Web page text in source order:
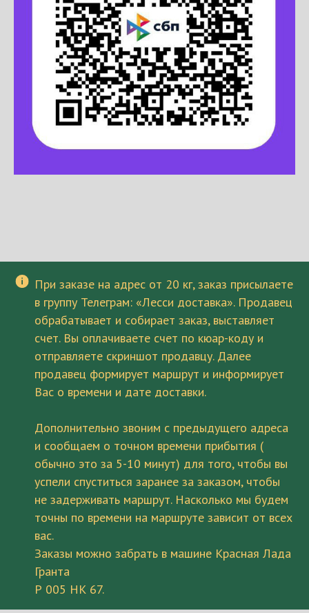
При заказе на адрес от 20 кг, заказ присылаете
в группу Телеграм: «Лесси доставка». Продавец
обрабатывает и собирает заказ, выставляет
счет. Вы оплачиваете счет по кюар-коду и
отправляете скриншот продавцу. Далее
продавец формирует маршрут и информирует
Вас о времени и дате доставки.
Дополнительно звоним с предыдущего адреса
и сообщаем о точном времени прибытия (
обычно это за 5-10 минут) для того, чтобы вы
успели спуститься заранее за заказом, чтобы
не задерживать маршрут. Насколько мы будем
точны по времени на маршруте зависит от всех
вас.
Заказы можно забрать в машине Красная Лада
Гранта
Р 005 НК 67.